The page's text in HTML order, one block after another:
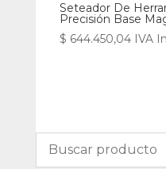
Seteador De
Precisión Base
$ 644.450,04 IVA